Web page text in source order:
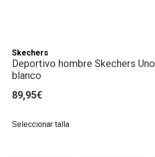
Skechers
Deportivo hombre Skechers Uno
blanco
89,95€
Seleccionar talla